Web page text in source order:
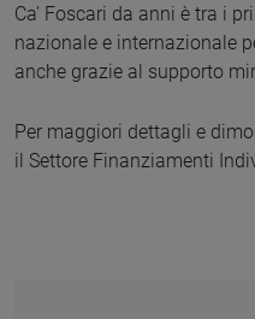
Ca' Foscari da anni è tra i
nazionale e internazionale
anche grazie al supporto
Per maggiori dettagli e
il Settore Finanziamenti